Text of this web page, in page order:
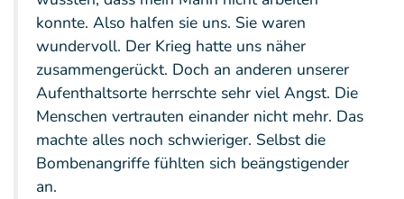
konnte. Also halfen sie uns. Sie waren
wundervoll. Der Krieg hatte uns näher
zusammengerückt. Doch an anderen unserer
Aufenthaltsorte herrschte sehr viel Angst. Die
Menschen vertrauten einander nicht mehr. Das
machte alles noch schwieriger. Selbst die
Bombenangriffe fühlten sich beängstigender
an.